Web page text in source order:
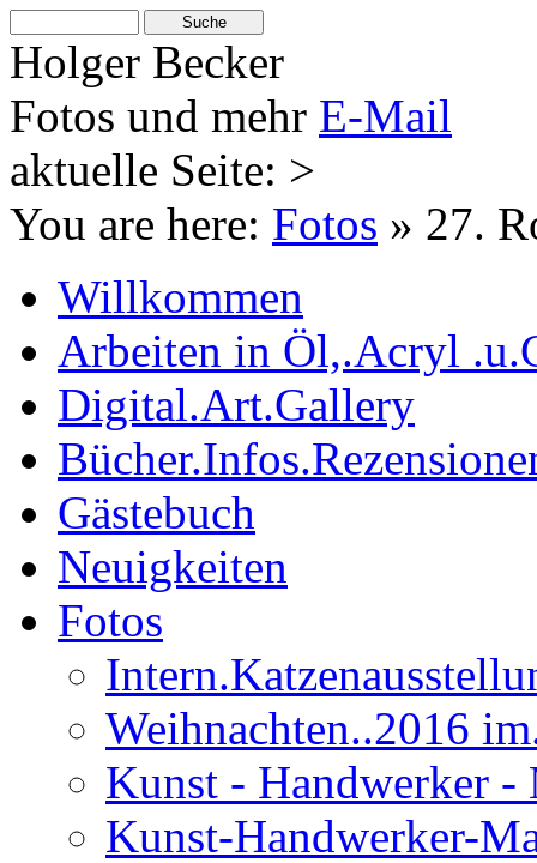
Holger Becker
Fotos und mehr E-Mail
aktuelle Seite: >
You are here: Fotos » 27.
Willkommen
Arbeiten in Öl,.Acryl
Digital.Art.Gallery
Gästebuch
Neuigkeiten
Fotos
Weihnachten..2016
Kunst - Handwerker -
Kunst-Handwerker-